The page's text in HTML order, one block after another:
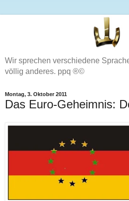
Wir sprechen verschiedene
völlig anderes. ppq ®©
Montag, 3. Oktober 2011
Das Euro-Geheimnis: